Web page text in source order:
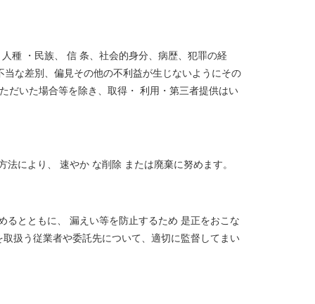
種 ・民族、 信 条、社会的身分、病歴、犯罪の経
な差別、偏見その他の不利益が生じないようにその
だいた場合等を除き、取得・ 利用・第三者提供はい
により、 速やか な削除 または廃棄に努めます。
るとともに、 漏えい等を防止するため 是正をおこな
扱う従業者や委託先について、適切に監督してまい